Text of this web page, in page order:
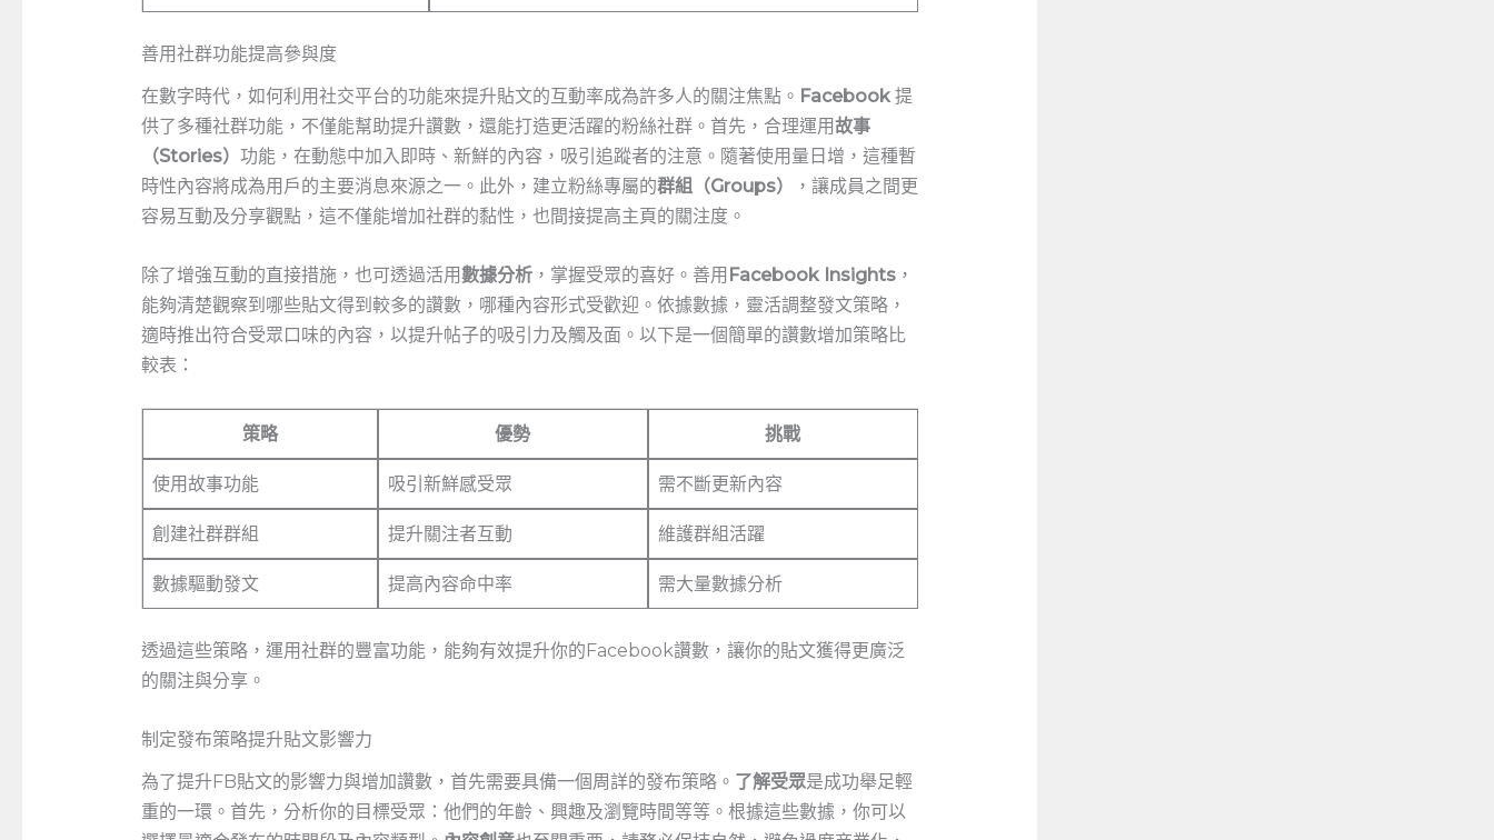
善用社群功能提高參與度
在數字時代，如何利用社交平台的功能來提升貼文的互動率成為許多人的關注焦點。 Facebook提
供了多種社群功能，不僅能幫助提升讚數，還能打造更活躍的粉絲社群。首先，合理運用故事
（Stories） 功能，在動態中加入即時、新鮮的內容，吸引追蹤者的注意。隨著使用量日增，這種暫
時性內容將成為用戶的主要消息來源之一。此外，建立粉絲專屬的群組（Groups）
，讓成員之間更
容易互動及分享觀點，這不僅能增加社群的黏性，也間接提高主頁的關注度。
除了增強互動的直接措施，也可透過活用數據分析，掌握受眾的喜好。善用 Facebook Insights，
能夠清楚觀察到哪些貼文得到較多的讚數，哪種內容形式受歡迎。依據數據，靈活調整發文策略，
適時推出符合受眾口味的內容，以提升帖子的吸引力及觸及面。以下是一個簡單的讚數增加策略比
較表：
策略 優勢 挑戰
使用故事功能 吸引新鮮感受眾 需不斷更新內容
創建社群群組 提升關注者互動 維護群組活躍
數據驅動發文 提高內容命中率 需大量數據分析
透過這些策略，運用社群的豐富功能，能夠有效提升你的Facebook讚數，讓你的貼文獲得更廣泛
的關注與分享。
制定發布策略提升貼文影響力
為了提升FB貼文的影響力與增加讚數，首先需要具備一個周詳的發布策略。 了解受眾是成功舉足輕
重的一環。首先，分析你的目標受眾：他們的年齡、興趣及瀏覽時間等等。根據這些數據，你可以